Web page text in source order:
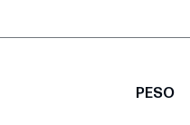
PESO